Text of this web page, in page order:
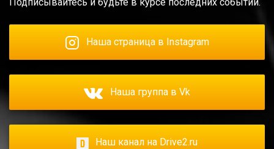
Наша страница в Instagram
Наша группа в Vk
Наш канал на Drive2.ru